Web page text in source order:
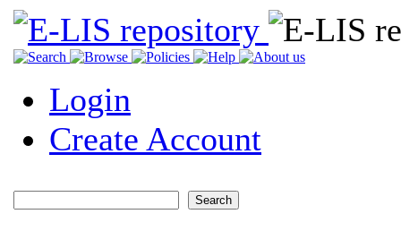
Login
Create Account